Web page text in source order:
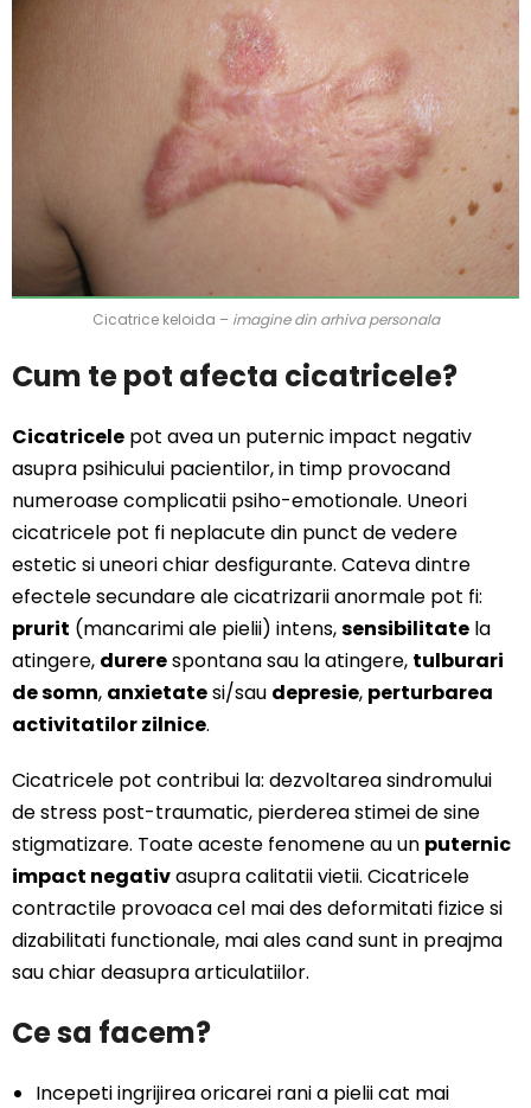
Cicatrice keloida –imagine din arhiva personala
Cum te pot afecta cicatricele?
Cicatricele pot avea un puternic impact negativ
asupra psihicului pacientilor, in timp provocand
numeroase complicatii psiho-emotionale. Uneori
cicatricele pot fi neplacute din punct de vedere
estetic si uneori chiar desfigurante. Cateva dintre
efectele secundare ale cicatrizarii anormale pot fi:
prurit (mancarimi ale pielii) intens,sensibilitate la
atingere, durerespontana sau la atingere, tulburari
de somn, anxietatesi/sau depresie, perturbarea
activitatilor zilnice.
Cicatricele pot contribui la: dezvoltarea sindromului
de stress post-traumatic, pierderea stimei de sine
stigmatizare. Toate aceste fenomene au un puternic
impact negativasupra calitatii vietii. Cicatricele
contractile provoaca cel mai des deformitati fizice si
dizabilitati functionale, mai ales cand sunt in preajma
sau chiar deasupra articulatiilor.
Ce sa facem?
Incepeti ingrijirea oricarei rani a pielii cat mai